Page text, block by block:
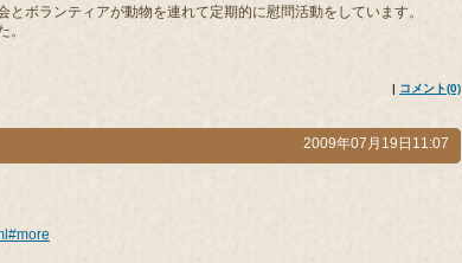
とボランティアが動物を連れて定期的に慰問活動をしています。
。
| コメント(0)
2009年07月19日11:07